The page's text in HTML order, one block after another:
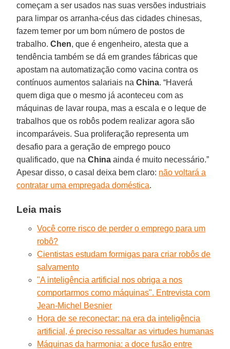
começam a ser usados nas suas versões industriais
para limpar os arranha-céus das cidades chinesas,
fazem temer por um bom número de postos de
trabalho.Chen, que é engenheiro, atesta que a
tendência também se dá em grandes fábricas que
apostam na automatização como vacina contra os
contínuos aumentos salariais naChina. “Haverá
quem diga que o mesmo já aconteceu com as
máquinas de lavar roupa, mas a escala e o leque de
trabalhos que os robôs podem realizar agora são
incomparáveis. Sua proliferação representa um
desafio para a geração de emprego pouco
qualificado, que naChina ainda é muito necessário.”
Apesar disso, o casal deixa bem claro: não voltará a
contratar uma empregada doméstica.
Leia mais
Você corre risco de perder o emprego para um
robô?
Cientistas estudam formigas para criar robôs de
salvamento
"A inteligência artificial nos obriga a nos
comportarmos como máquinas". Entrevista com
Jean-Michel Besnier
Hora de se reconectar: na era da inteligência
artificial, é preciso ressaltar as virtudes humanas
Máquinas da harmonia: a doce fusão entre